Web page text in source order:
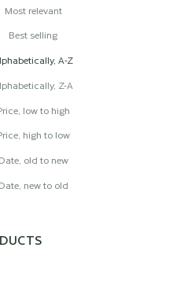
Most relevant
Best selling
A-Z
Z-A
low to high
high to low
Date, old to new
Date, new to old